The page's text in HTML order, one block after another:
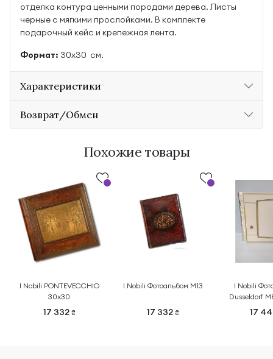
отделка контура ценными породами дерева. Листы
черные с мягкими прослойками. В комплекте
подарочный кейс и крепежная лента.
Формат: 30x30 см.
Характеристики
Возврат/Обмен
Похожие товары
I Nobili PONTEVECCHIO
30х30
17 332 ₴
I Nobili Фотоальбом M13
17 332 ₴
I Nobili
Dusseldorf
17